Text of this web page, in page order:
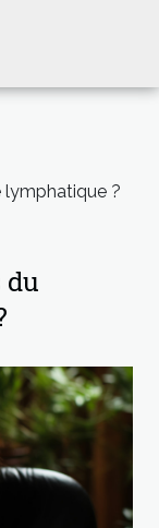
lymphatique ?
du